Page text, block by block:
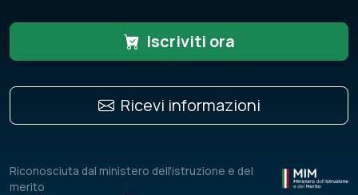
Iscriviti ora
Ricevi informazioni
Riconosciuta dal ministero dell'istruzione e del
merito